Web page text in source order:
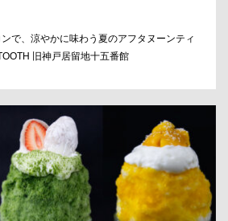
で、涼やかに味わう夏のアフタヌーンティ
旧神戸居留地十五番館